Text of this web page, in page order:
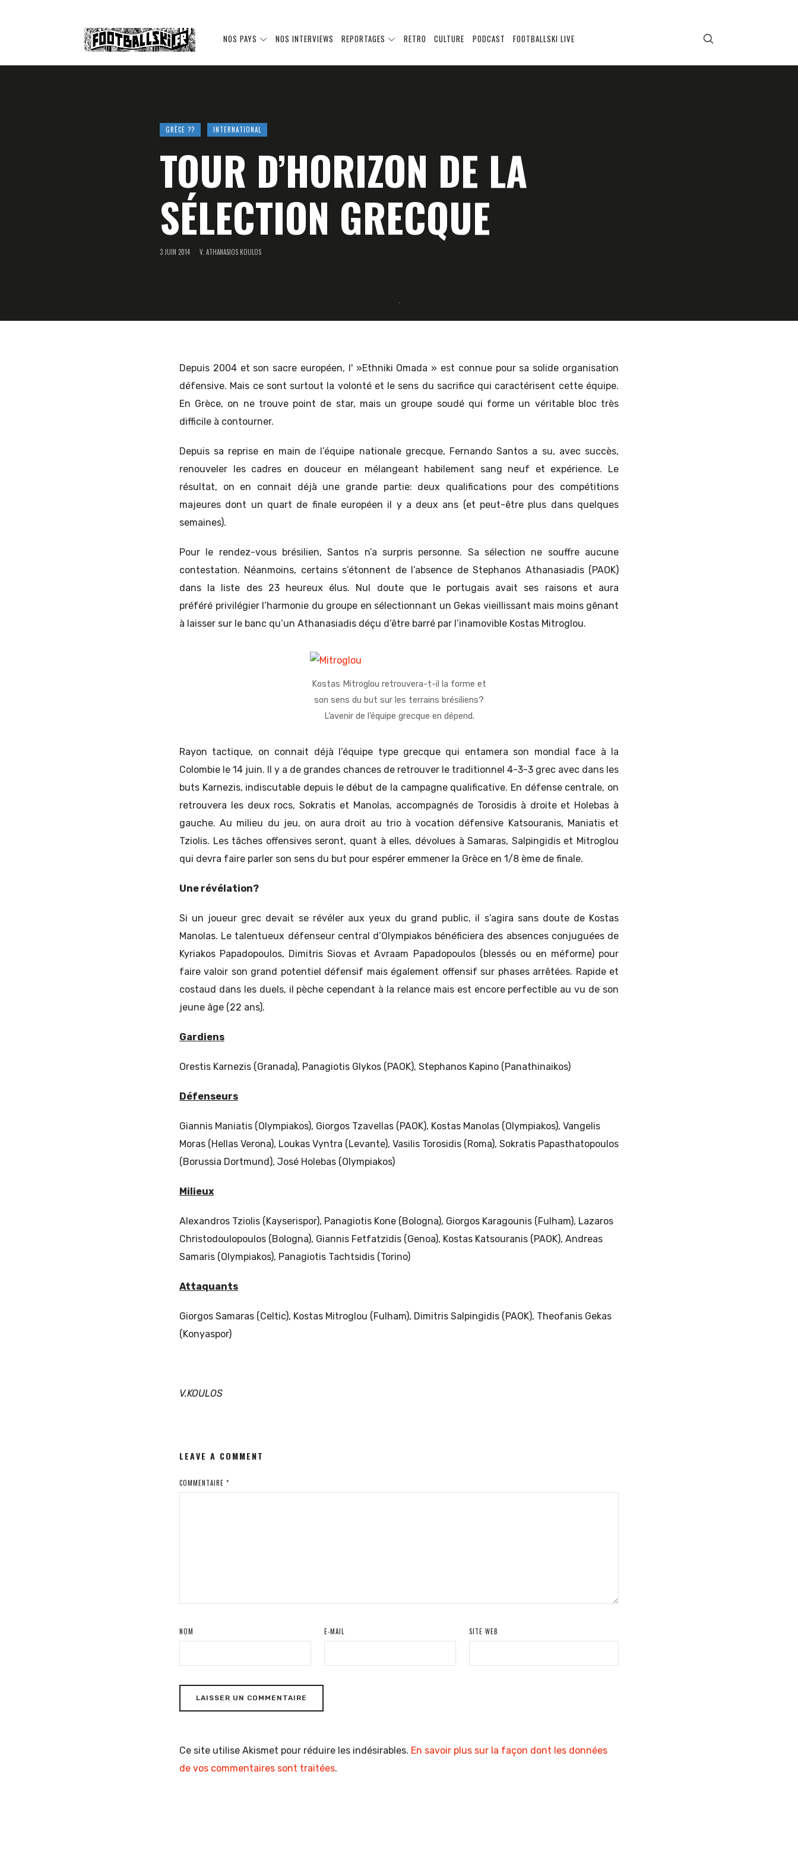
Footballski NOS PAYS NOS INTERVIEWS REPORTAGES RETRO CULTURE PODCAST FOOTBALLSKI LIVE
GRÈCE ?? INTERNATIONAL
TOUR D’HORIZON DE LA
SÉLECTION GRECQUE
3 JUIN 2014 V. ATHANASIOS KOULOS
Depuis 2004 et son sacre européen, l' »Ethniki Omada » est connue pour sa solide organisation
défensive. Mais ce sont surtout la volonté et le sens du sacrifice qui caractérisent cette équipe.
En Grèce, on ne trouve point de star, mais un groupe soudé qui forme un véritable bloc très
difficile à contourner.
Depuis sa reprise en main de l’équipe nationale grecque, Fernando Santos a su, avec succès,
renouveler les cadres en douceur en mélangeant habilement sang neuf et expérience. Le
résultat, on en connait déjà une grande partie: deux qualifications pour des compétitions
majeures dont un quart de finale européen il y a deux ans (et peut-être plus dans quelques
semaines).
Pour le rendez-vous brésilien, Santos n’a surpris personne. Sa sélection ne souffre aucune
contestation. Néanmoins, certains s’étonnent de l’absence de Stephanos Athanasiadis (PAOK)
dans la liste des 23 heureux élus. Nul doute que le portugais avait ses raisons et aura
préféré privilégier l’harmonie du groupe en sélectionnant un Gekas vieillissant mais moins gênant
à laisser sur le banc qu’un Athanasiadis déçu d’être barré par l’inamovible Kostas Mitroglou.
Kostas Mitroglou retrouvera-t-il la forme et
son sens du but sur les terrains brésiliens?
L’avenir de l’équipe grecque en dépend.
Rayon tactique, on connait déjà l’équipe type grecque qui entamera son mondial face à la
Colombie le 14 juin. Il y a de grandes chances de retrouver le traditionnel 4-3-3 grec avec dans les
buts Karnezis, indiscutable depuis le début de la campagne qualificative. En défense centrale, on
retrouvera les deux rocs, Sokratis et Manolas, accompagnés de Torosidis à droite et Holebas à
gauche. Au milieu du jeu, on aura droit au trio à vocation défensive Katsouranis, Maniatis et
Tziolis. Les tâches offensives seront, quant à elles, dévolues à Samaras, Salpingidis et Mitroglou
qui devra faire parler son sens du but pour espérer emmener la Grèce en 1/8 ème de finale.
Une révélation?
Si un joueur grec devait se révéler aux yeux du grand public, il s’agira sans doute de Kostas
Manolas. Le talentueux défenseur central d’Olympiakos bénéficiera des absences conjuguées de
Kyriakos Papadopoulos, Dimitris Siovas et Avraam Papadopoulos (blessés ou en méforme) pour
faire valoir son grand potentiel défensif mais également offensif sur phases arrêtées. Rapide et
costaud dans les duels, il pèche cependant à la relance mais est encore perfectible au vu de son
jeune âge (22 ans).
Gardiens
Orestis Karnezis (Granada), Panagiotis Glykos (PAOK), Stephanos Kapino (Panathinaikos)
Défenseurs
Giannis Maniatis (Olympiakos), Giorgos Tzavellas (PAOK), Kostas Manolas (Olympiakos), Vangelis
Moras (Hellas Verona), Loukas Vyntra (Levante), Vasilis Torosidis (Roma), Sokratis Papasthatopoulos
(Borussia Dortmund), José Holebas (Olympiakos)
Milieux
Alexandros Tziolis (Kayserispor), Panagiotis Kone (Bologna), Giorgos Karagounis (Fulham), Lazaros
Christodoulopoulos (Bologna), Giannis Fetfatzidis (Genoa), Kostas Katsouranis (PAOK), Andreas
Samaris (Olympiakos), Panagiotis Tachtsidis (Torino)
Attaquants
Giorgos Samaras (Celtic), Kostas Mitroglou (Fulham), Dimitris Salpingidis (PAOK), Theofanis Gekas
(Konyaspor)
V.KOULOS
LEAVE A COMMENT
COMMENTAIRE *
NOM E-MAIL SITE WEB
Ce site utilise Akismet pour réduire les indésirables. En savoir plus sur la façon dont les données
de vos commentaires sont traitées.